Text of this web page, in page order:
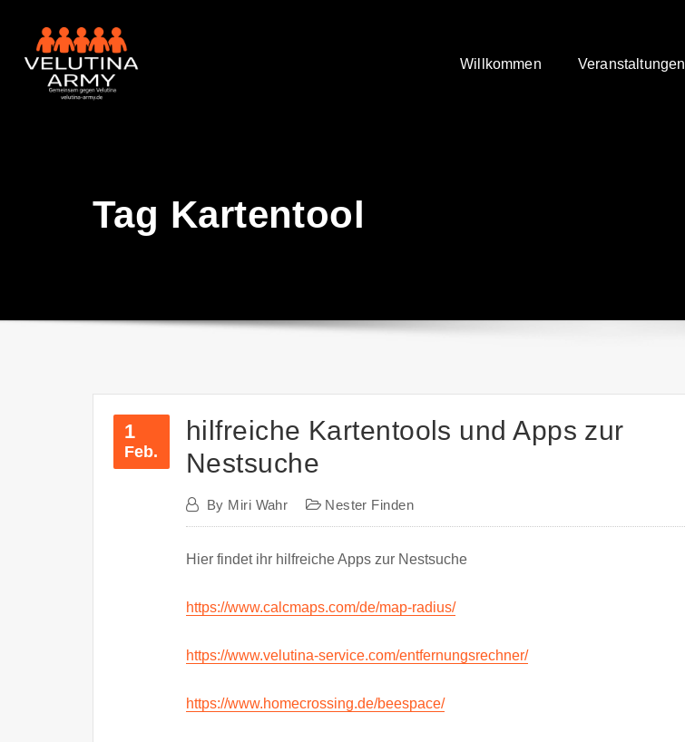
content
Willkommen Veranstaltungen
Tag Kartentool
1
Feb.
hilfreiche Kartentools und Apps zur
Nestsuche
By Miri Wahr Nester Finden
Hier findet ihr hilfreiche Apps zur Nestsuche
https://www.calcmaps.com/de/map-radius/
https://www.velutina-service.com/entfernungsrechner/
https://www.homecrossing.de/beespace/